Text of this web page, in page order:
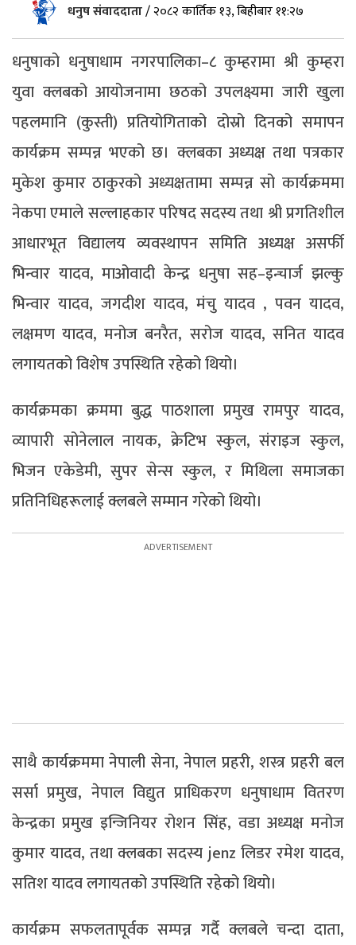
धनुष संवाददाता/२०८२ कार्तिक १३, बिहीबार ११:२७
धनुषाको धनुषाधाम नगरपालिका–८ कुम्हरामा श्री कुम्हरा
युवा क्लबको आयोजनामा छठको उपलक्ष्यमा जारी खुला
पहलमानि (कुस्ती) प्रतियोगिताको दोस्रो दिनको समापन
कार्यक्रम सम्पन्न भएको छ। क्लबका अध्यक्ष तथा पत्रकार
मुकेश कुमार ठाकुरको अध्यक्षतामा सम्पन्न सो कार्यक्रममा
नेकपा एमाले सल्लाहकार परिषद सदस्य तथा श्री प्रगतिशील
आधारभूत विद्यालय व्यवस्थापन समिति अध्यक्ष असर्फी
भिन्वार यादव, माओवादी केन्द्र धनुषा सह–इन्चार्ज झल्कु
भिन्वार यादव, जगदीश यादव, मंचु यादव , पवन यादव,
लक्षमण यादव, मनोज बनरैत, सरोज यादव, सनित यादव
लगायतको विशेष उपस्थिति रहेको थियो।
कार्यक्रमका क्रममा बुद्ध पाठशाला प्रमुख रामपुर यादव,
व्यापारी सोनेलाल नायक, क्रेटिभ स्कुल, संराइज स्कुल,
भिजन एकेडेमी, सुपर सेन्स स्कुल, र मिथिला समाजका
प्रतिनिधिहरूलाई क्लबले सम्मान गरेको थियो।
साथै कार्यक्रममा नेपाली सेना, नेपाल प्रहरी, शस्त्र प्रहरी बल
सर्सा प्रमुख, नेपाल विद्युत प्राधिकरण धनुषाधाम वितरण
केन्द्रका प्रमुख इन्जिनियर रोशन सिंह, वडा अध्यक्ष मनोज
कुमार यादव, तथा क्लबका सदस्य jenz लिडर रमेश यादव,
सतिश यादव लगायतको उपस्थिति रहेको थियो।
कार्यक्रम सफलतापूर्वक सम्पन्न गर्दै क्लबले चन्दा दाता,